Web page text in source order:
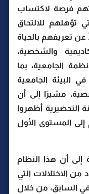
فرصة لاكتساب
تؤهلهم للالتحاق
عن تعريفهم بالحياة
والشخصية،
الجامعية، بما
البيئة الجامعية
مشيرًا إلى أن
التحضيرية أظهروا
إلى المستوى الأول
إلى أن هذا النظام
الاختلالات التي
السابق، من خلال